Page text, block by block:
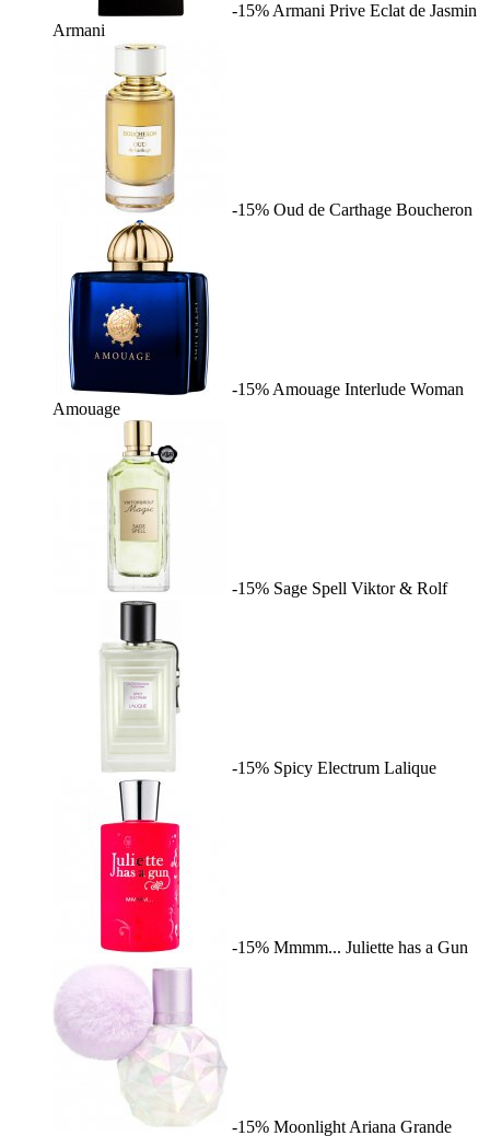
-15% Armani Prive Eclat de Jasmin
Armani
-15% Oud de Carthage Boucheron
-15% Amouage Interlude Woman
Amouage
-15% Sage Spell Viktor & Rolf
-15% Spicy Electrum Lalique
-15% Mmmm... Juliette has a Gun
-15% Moonlight Ariana Grande